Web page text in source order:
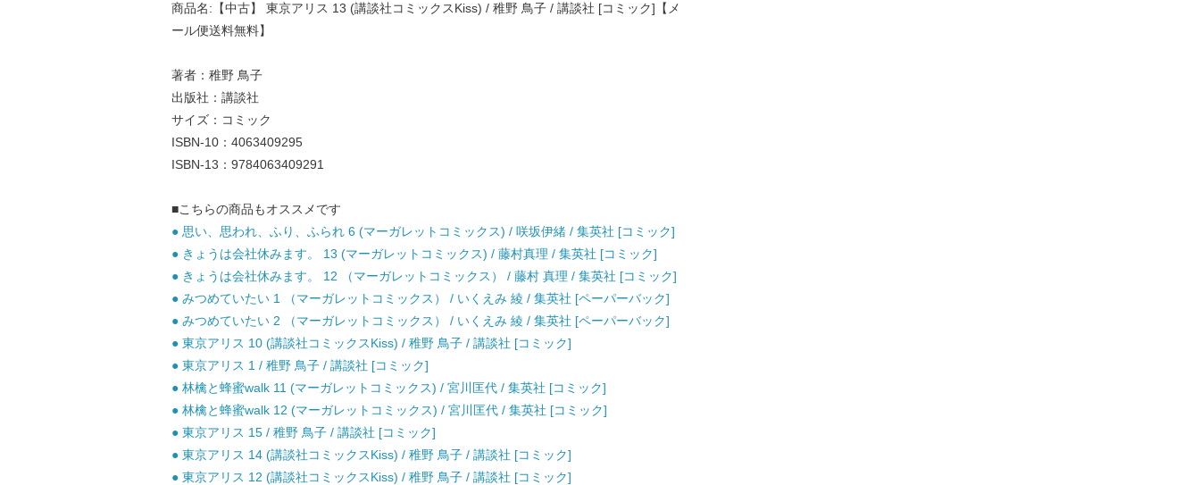
商品名:【中古】 東京アリス 13 (講談社コミックスKiss) / 稚野 鳥子 / 講談社 [コミック]【メ
ール便送料無料】
著者：稚野 鳥子
出版社：講談社
サイズ：コミック
ISBN-10：4063409295
ISBN-13：9784063409291
■こちらの商品もオススメです
● 思い、思われ、ふり、ふられ 6 (マーガレットコミックス) / 咲坂伊緒 / 集英社 [コミック]
● きょうは会社休みます。 13 (マーガレットコミックス) / 藤村真理 / 集英社 [コミック]
● きょうは会社休みます。 12 （マーガレットコミックス） / 藤村 真理 / 集英社 [コミック]
● みつめていたい 1 （マーガレットコミックス） / いくえみ 綾 / 集英社 [ペーパーバック]
● みつめていたい 2 （マーガレットコミックス） / いくえみ 綾 / 集英社 [ペーパーバック]
● 東京アリス 10 (講談社コミックスKiss) / 稚野 鳥子 / 講談社 [コミック]
● 東京アリス 1 / 稚野 鳥子 / 講談社 [コミック]
● 林檎と蜂蜜walk 11 (マーガレットコミックス) / 宮川匡代 / 集英社 [コミック]
● 林檎と蜂蜜walk 12 (マーガレットコミックス) / 宮川匡代 / 集英社 [コミック]
● 東京アリス 15 / 稚野 鳥子 / 講談社 [コミック]
● 東京アリス 14 (講談社コミックスKiss) / 稚野 鳥子 / 講談社 [コミック]
● 東京アリス 12 (講談社コミックスKiss) / 稚野 鳥子 / 講談社 [コミック]